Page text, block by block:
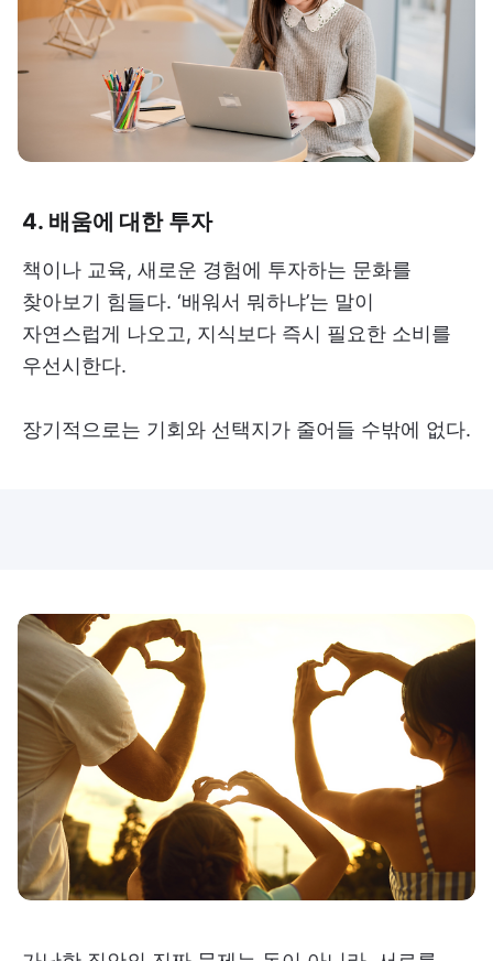
4. 배움에 대한 투자
책이나 교육, 새로운 경험에 투자하는 문화를
찾아보기 힘들다. ‘배워서 뭐하냐’는 말이
자연스럽게 나오고, 지식보다 즉시 필요한 소비를
우선시한다.
장기적으로는 기회와 선택지가 줄어들 수밖에 없다.